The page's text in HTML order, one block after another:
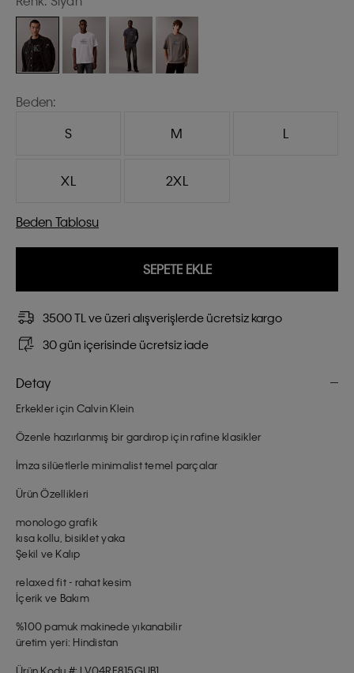
Beden:
S
M L
XL 2XL
Beden Tablosu
SEPETE EKLE
3500 TL ve üzeri alışverişlerde ücretsiz kargo
30 gün içerisinde ücretsiz iade
Detay
Erkekler için Calvin Klein
Özenle hazırlanmış bir gardırop için rafine klasikler
İmza silüetlerle minimalist temel parçalar
Ürün Özellikleri
monologo grafik
kısa kollu, bisiklet yaka
Şekil ve Kalıp
relaxed fit - rahat kesim
İçerik ve Bakım
%100 pamuk makinede yıkanabilir
üretim yeri: Hindistan
Ürün Kodu #: LV04RE815GUB1